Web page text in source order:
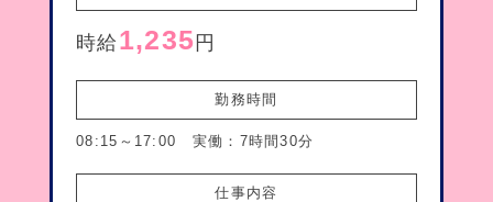
時給 1,235 円
勤務時間
08:15～17:00 実働：7時間30分
仕事内容